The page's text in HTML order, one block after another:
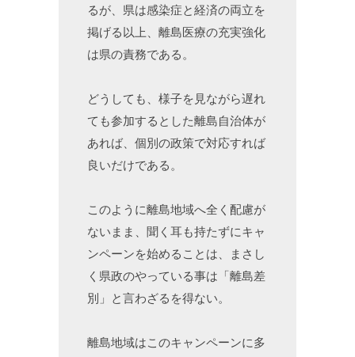
るが、県は感染症と経済の両立を
掲げる以上、離島医療の充実強化
は県の責務である。
どうしても、様子を見ながら遅れ
ても参加するとした離島自治体が
あれば、個別の政策で対応すれば
良いだけである。
このように離島地域へ全く配慮が
ないまま、聞く耳も持たずにキャ
ンペーンを始めることは、まさし
く県政のやっている事は「離島差
別」と言わざるを得ない。
離島地域はこのキャンペーンに多